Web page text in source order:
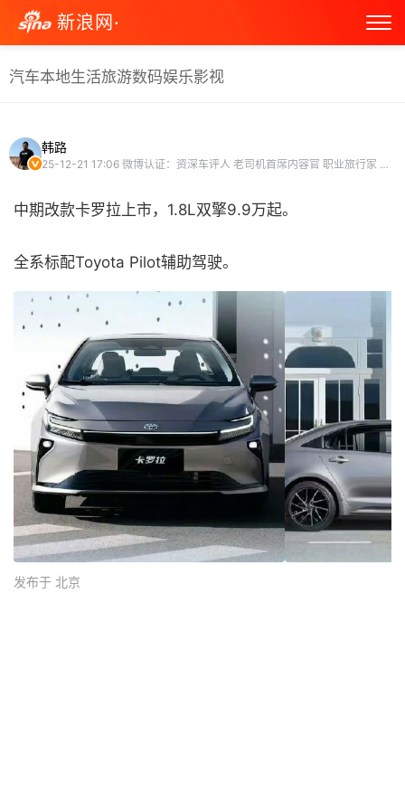
新浪网·
汽车本地生活旅游数码娱乐影视
韩路
25-12-21 17:06 微博认证：资深车评人 老司机首席内容官 职业旅行家 微博旅行家 汽车博主 微博原创视频博主
中期改款卡罗拉上市，1.8L双擎9.9万起。
全系标配Toyota Pilot辅助驾驶。 ​
发布于 北京